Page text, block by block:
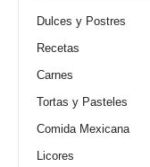
Dulces y Postres
Recetas
Carnes
Tortas y Pasteles
Comida Mexicana
Licores